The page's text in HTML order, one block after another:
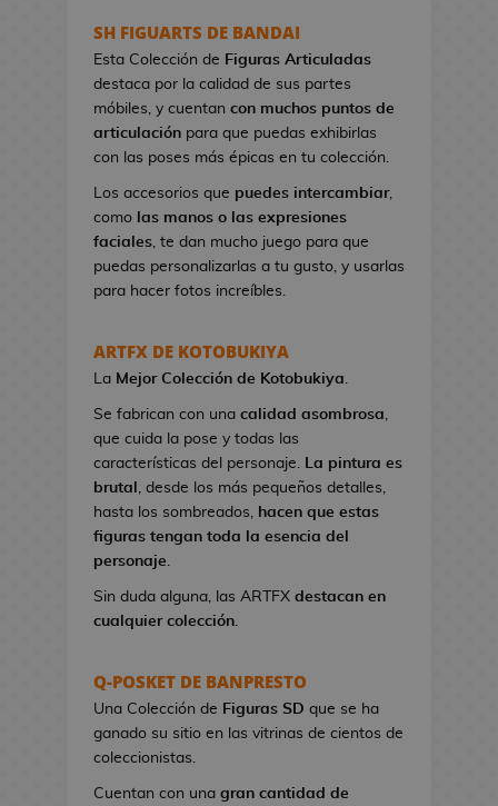
o
s
P
i
n
e
s
d
e
V
e
o
g
o
e
c
s
d
SH FIGUARTS DE BANDAI
Esta Colección de Figuras Articuladas
destaca por la calidad de sus partes
móbiles, y cuentan con muchos puntos de
articulación para que puedas exhibirlas
con las poses más épicas en tu colección.
Los accesorios que puedes intercambiar,
como las manos o las expresiones
faciales, te dan mucho juego para que
puedas personalizarlas a tu gusto, y usarlas
para hacer fotos increíbles.
ARTFX DE KOTOBUKIYA
La Mejor Colección de Kotobukiya.
Se fabrican con una calidad asombrosa,
que cuida la pose y todas las
características del personaje. La pintura es
brutal , desde los más pequeños detalles,
hasta los sombreados, hacen que estas
figuras tengan toda la esencia del
personaje.
Sin duda alguna, las ARTFX destacan en
cualquier colección.
Q-POSKET DE BANPRESTO
Una Colección de Figuras SD que se ha
ganado su sitio en las vitrinas de cientos de
coleccionistas.
Cuentan con una gran cantidad de